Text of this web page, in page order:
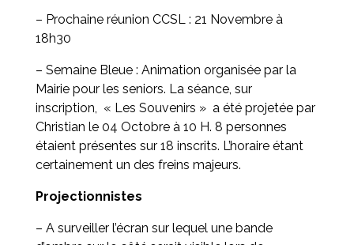
– Prochaine réunion CCSL : 21 Novembre à
18h30
– Semaine Bleue : Animation organisée par la
Mairie pour les seniors. La séance, sur
inscription, « Les Souvenirs » a été projetée par
Christian le 04 Octobre à 10 H. 8 personnes
étaient présentes sur 18 inscrits. L’horaire étant
certainement un des freins majeurs.
Projectionnistes
– A surveiller l’écran sur lequel une bande